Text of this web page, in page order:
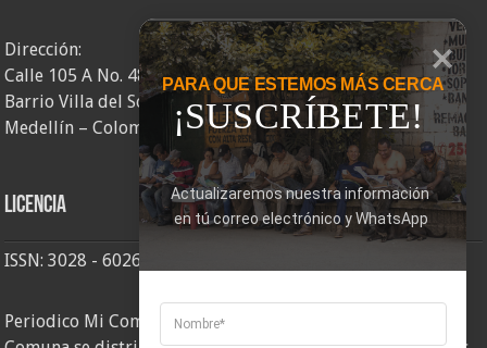
Dirección:
Calle 105 A No. 48AA – 58
Barrio Villa del Socorro
Medellín – Colombia
Licencia
ISSN: 3028 - 6026
Periodico Mi Comuna 2, elaborado por Corporación Mi
PARA QUE ESTEMOS MÁS CERCA
¡SUSCRÍBETE!
Actualizaremos nuestra información
en tú correo electrónico y WhatsApp